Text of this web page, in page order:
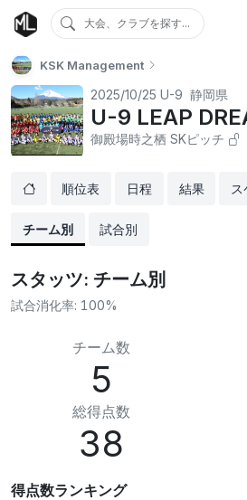
大会、クラブを探す...
KSK Management
2025/10/25 U-9 静岡県
U-9 LEAP
御殿場時之栖 SKピッチ
順位表 日程 結果
チーム別 試合別
スタッツ: チーム別
試合消化率: 100%
チーム数
5
総得点数
38
得点数ランキング